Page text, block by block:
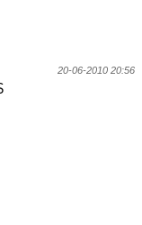
20-06-2010 20:56